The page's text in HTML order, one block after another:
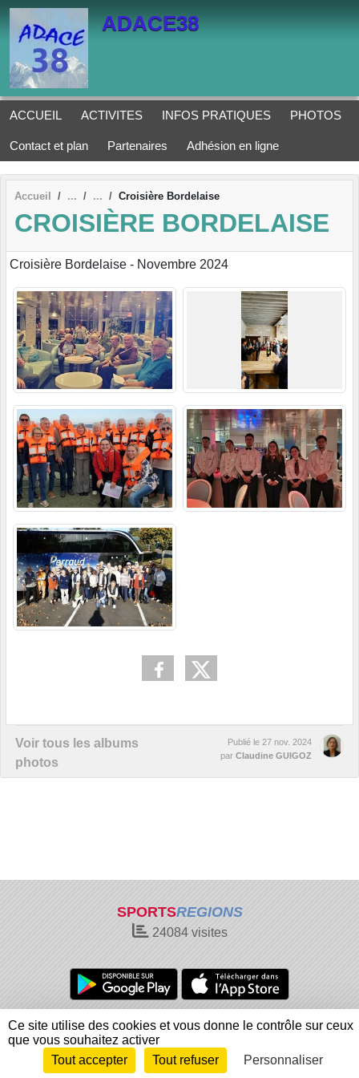
ADACE38
ACCUEIL ACTIVITES INFOS PRATIQUES PHOTOS
Contact et plan Partenaires Adhésion en ligne
Accueil Croisière Bordelaise
CROISIÈRE BORDELAISE
Croisière Bordelaise - Novembre 2024
Voir tous les albums
photos
Publié le 27 nov. 2024
par Claudine GUIGOZ
SPORTSREGIONS
24084visites
Charte cookies
Gestion des cookies
Informations légales
Signaler un contenu inapproprié
Envie de participer ?
Connexion
Panneau de gestion des cookies
Ce site utilise des cookies et vous donne le contrôle sur ceux
que vous souhaitez activer
Tout accepter
Tout refuser Personnaliser